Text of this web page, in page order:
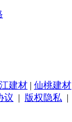
建材 | 仙桃建材
议 | 版权隐私 |